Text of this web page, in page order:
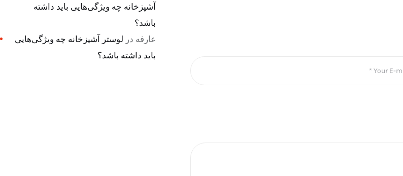
آشپزخانه چه ویژگی‌هایی باید داشته
باشد؟
عارفه در لوستر آشپزخانه چه ویژگی‌هایی
باید داشته باشد؟